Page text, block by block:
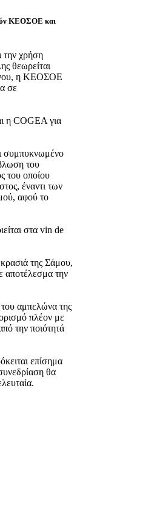
ΚΕΟΣΟΕ και
την χρήση
θεωρείται
η ΚΕΟΣΟΕ
σε
η COGEA για
συμπυκνωμένο
του
του οποίου
έναντι των
αφού το
στα vin de
της Σάμου,
αποτέλεσμα την
του αμπελώνα της
πλέον με
την ποιότητά
επίσημα
θα